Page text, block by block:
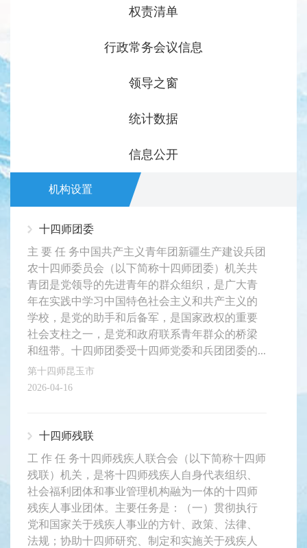
权责清单
行政常务会议信息
领导之窗
统计数据
信息公开
机构设置
十四师团委
主 要 任 务中国共产主义青年团新疆生产建设兵团
农十四师委员会（以下简称十四师团委）机关共
青团是党领导的先进青年的群众组织，是广大青
年在实践中学习中国特色社会主义和共产主义的
学校，是党的助手和后备军，是国家政权的重要
社会支柱之一，是党和政府联系青年群众的桥梁
和纽带。十四师团委受十四师党委和兵团团委的...
第十四师昆玉市
2026-04-16
十四师残联
工 作 任 务十四师残疾人联合会（以下简称十四师
残联）机关，是将十四师残疾人自身代表组织、
社会福利团体和事业管理机构融为一体的十四师
残疾人事业团体。主要任务是：（一）贯彻执行
党和国家关于残疾人事业的方针、政策、法律、
法规；协助十四师研究、制定和实施关于残疾人